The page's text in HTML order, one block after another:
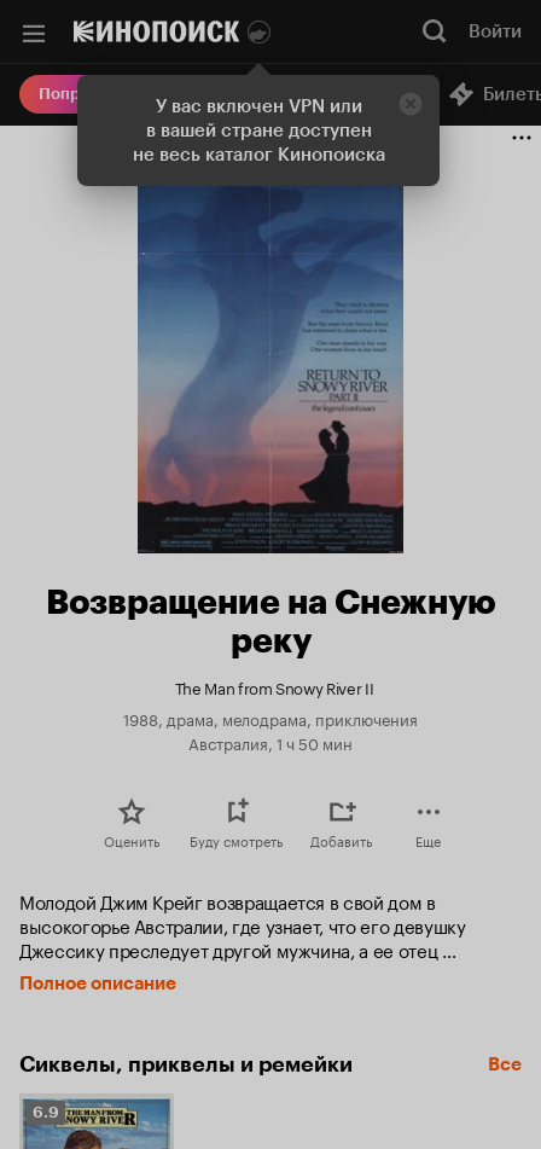
У вас включен VPN или
в вашей стране доступен
не весь каталог Кинопоиска
Войти
Попробовать Плюс Онлайн-кинотеатр
Возвращение на Снежную
реку
The Man from Snowy River II
1988, драма, мелодрама, приключения
Австралия, 1 ч 50 мин
Оценить Буду смотреть Добавить Еще
Молодой Джим Крейг возвращается в свой дом в
высокогорье Австралии, где узнает, что его девушку
Джессику преследует другой мужчина, а ее отец
Харрисон не хочет, чтобы он возвращался в ее жизнь.
Полное описание
Сиквелы, приквелы и ремейки Все
Рейтинг
Кинопоиска
6.9